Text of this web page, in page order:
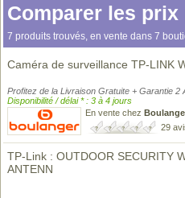
Comparer les
7 produits trouvés, en vente dans 7
Caméra de surveillance TP-LINK
Profitez de la Livraison Gratuite + Garantie 2
Disponibilité / délai * : 3 à 4 jours
En vente chez
29
TP-Link : OUTDOOR SECURITY
ANTENN